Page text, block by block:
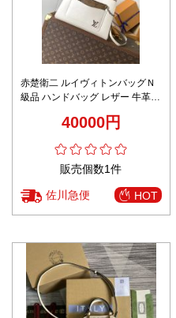
赤楚衛二 ルイヴィトンバッグＮ
級品 ハンドバッグ レザー 牛革
40000円
販売個数1件
佐川急便 HOT